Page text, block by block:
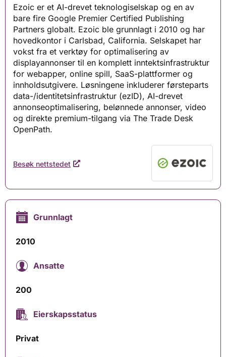
Ezoic er et AI-drevet teknologiselskap og en av
bare fire Google Premier Certified Publishing
Partners globalt. Ezoic ble grunnlagt i 2010 og har
hovedkontor i Carlsbad, California. Selskapet har
vokst fra et verktøy for optimalisering av
displayannonser til en komplett inntektsinfrastruktur
for webapper, online spill, SaaS-plattformer og
innholdsutgivere. Løsningene inkluderer førsteparts
data-/identitetsinfrastruktur (ezID), AI-drevet
annonseoptimalisering, belønnede annonser, video
og direkte premium-tilgang via The Trade Desk
OpenPath.
Besøk nettstedet
Grunnlagt
2010
Ansatte
200
Eierskapsstatus
Privat